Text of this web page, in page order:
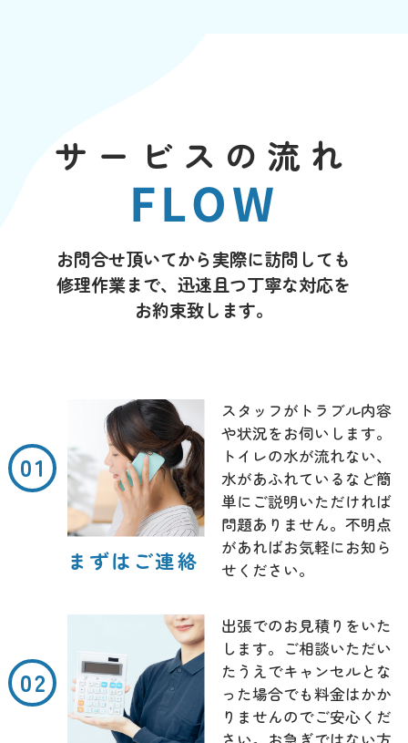
サービスの流れ
FLOW
お問合せ頂いてから実際に訪問しても
修理作業まで、迅速且つ丁寧な対応を
お約束致します。
まずはご連絡
スタッフがトラブル内容
や状況をお伺いします。
トイレの水が流れない、
水があふれているなど簡
単にご説明いただければ
問題ありません。不明点
があればお気軽にお知ら
せください。
出張でのお見積りをいた
します。ご相談いただい
たうえでキャンセルとな
った場合でも料金はかか
りませんのでご安心くだ